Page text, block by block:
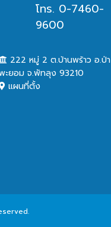
โทร. 0-7460-
9600
222 หมู่ 2 ต.บ้านพร้าว อ.ป่า
ะยอม จ.พัทลุง 93210
แผนที่ตั้ง